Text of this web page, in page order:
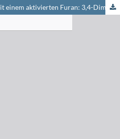
Diels-Alder-Reaktionen mit einem aktivierten Furan: 3,4-Dimethoxyfuran